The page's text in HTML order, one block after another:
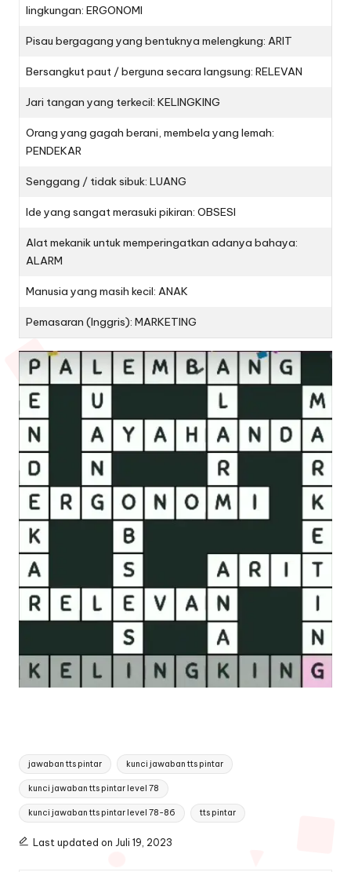
lingkungan: ERGONOMI
Pisau bergagang yang bentuknya melengkung: ARIT
Bersangkut paut / berguna secara langsung: RELEVAN
Jari tangan yang terkecil: KELINGKING
Orang yang gagah berani, membela yang lemah:
PENDEKAR
Senggang / tidak sibuk: LUANG
Ide yang sangat merasuki pikiran: OBSESI
Alat mekanik untuk memperingatkan adanya bahaya:
ALARM
Manusia yang masih kecil: ANAK
Pemasaran (Inggris): MARKETING
Tags:
jawaban tts pintar kunci jawaban tts pintar
kunci jawaban tts pintar level 78
kunci jawaban tts pintar level 78-86 tts pintar
Last updated on Juli 19, 2023